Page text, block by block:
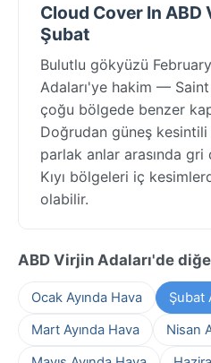
Cloud Cover In ABD
Şubat
Bulutlu gökyüzü
Adaları'ye hakim —
çoğu bölgede benzer
Doğrudan güneş kesintili
parlak anlar arasında
Kıyı bölgeleri iç
olabilir.
ABD Virjin Adaları'de
Ocak Ayında Hava
Şubat
Mart Ayında Hava
Nisan